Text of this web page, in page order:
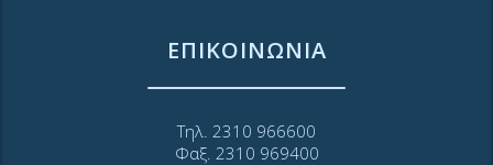
ΕΠΙΚΟΙΝΩΝΙΑ
Τηλ. 2310 966600
Φαξ. 2310 969400